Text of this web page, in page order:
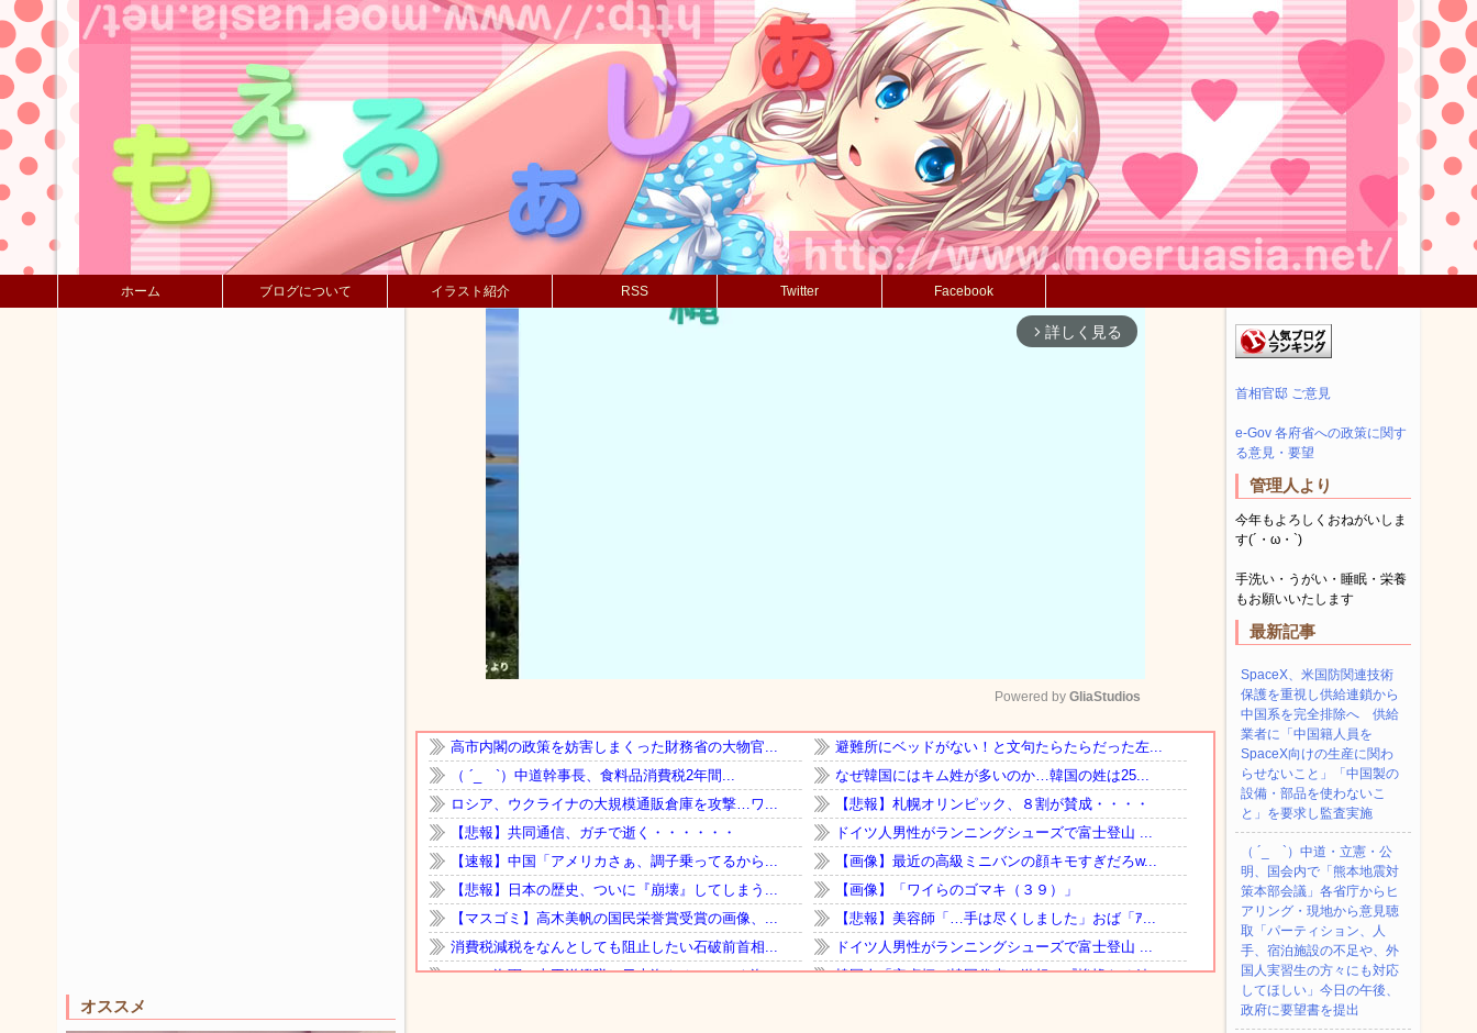
ホーム ブログについて イラスト紹介 RSS Twitter Facebook
オススメ
arrow_forward_ios 詳しく見る
Mute
Powered by GliaStudios
首相官邸 ご意見
e-Gov 各府省への政策に関す
る意見・要望
管理人より
今年もよろしくおねがいしま
す(´・ω・`)
手洗い・うがい・睡眠・栄養
もお願いいたします
最新記事
SpaceX、米国防関連技術
保護を重視し供給連鎖から
中国系を完全排除へ 供給
業者に「中国籍人員を
SpaceX向けの生産に関わ
らせないこと」「中国製の
設備・部品を使わないこ
と」を要求し監査実施
（ ´_ゝ`）中道・立憲・公
明、国会内で「熊本地震対
策本部会議」各省庁からヒ
アリング・現地から意見聴
取「パーティション、人
手、宿泊施設の不足や、外
国人実習生の方々にも対応
してほしい」今日の午後、
政府に要望書を提出